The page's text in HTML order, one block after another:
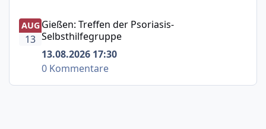
Gießen: Treffen der Psoriasis-Selbsthilfegruppe
AUG
13
Gießen: Treffen der Psoriasis-
Selbsthilfegruppe
13.08.2026 17:30
0 Kommentare